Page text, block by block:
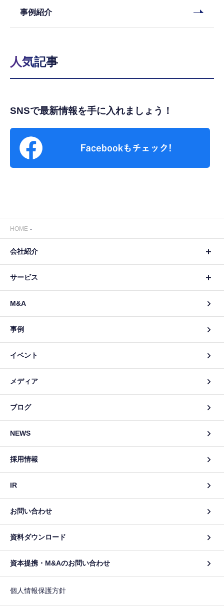
事例紹介
人気記事
SNSで最新情報を手に入れましょう！
HOME
会社紹介
サービス
M&A
事例
イベント
メディア
ブログ
NEWS
採用情報
IR
お問い合わせ
資料ダウンロード
資本提携・M&Aのお問い合わせ
個人情報保護方針